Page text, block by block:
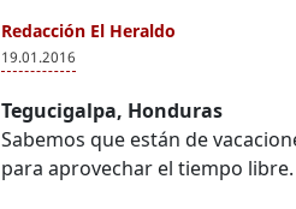
Redacción El Heraldo
19.01.2016
Tegucigalpa, Honduras
Sabemos que están de
para aprovechar el tiempo libre.